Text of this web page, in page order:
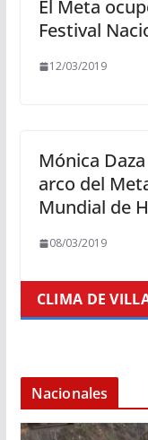
El Meta
Festival
12/03/2019
Mónica
arco del
Mundial de
08/03/2019
CLIMA DE
Nacionales